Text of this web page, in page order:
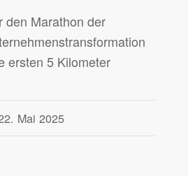
den Marathon der
ersten 5 Kilometer
Mai 2025